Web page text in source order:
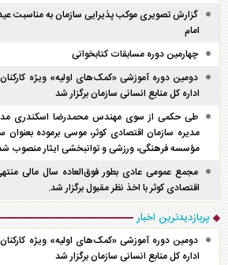
گزارش تصویری موکب پذیرایی سازمان به مناسبت
امام
چهارمین دوره مسابقات کتابخوانی
دومین دوره آموزشی «کمک‌های اولیه» ویژه
اداره کل منابع انسانی سازمان برگزار شد
طی حکمی از سوی مهندس محمدرضا اسکندری
مدیره سازمان اقتصادی کوثر، موسی برموده
مؤسسه فرهنگی، ورزشی و توانبخشی ایثار منصوب
اقتصادی کوثر با اخذ نظر مقبول برگزار شد.
پربازدیدترین اخبار
دومین دوره آموزشی «کمک‌های اولیه» ویژه
اداره کل منابع انسانی سازمان برگزار شد